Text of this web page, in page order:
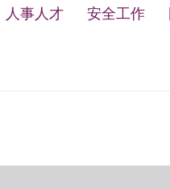
人事人才 安全工作